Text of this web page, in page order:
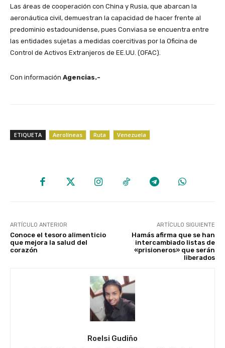
Las áreas de cooperación con China y Rusia, que abarcan la
aeronáutica civil, demuestran la capacidad de hacer frente al
predominio estadounidense, pues Conviasa se encuentra entre
las entidades sujetas a medidas coercitivas por la Oficina de
Control de Activos Extranjeros de EE.UU. (OFAC).
Con información Agencias.-
ETIQUETA Aerolíneas Ruta Venezuela
ARTÍCULO ANTERIOR
Conoce el tesoro alimenticio
que mejora la salud del
corazón
ARTÍCULO SIGUIENTE
Hamás afirma que se han
intercambiado listas de
«prisioneros» que serán
liberados
Roelsi Gudiño